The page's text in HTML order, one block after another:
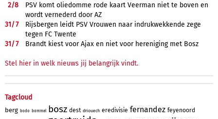
2/8
PSV komt oliedomme rode kaart Veerman niet te boven en
wordt vernederd door AZ
31/7
Rijsbergen leidt PSV Vrouwen naar indrukwekkende zege
tegen FC Twente
31/7 Brandt kiest voor Ajax en niet voor hereniging met Bosz
Stel hier in welk nieuws jij belangrijk vindt.
Tagcloud
berg bodo bommel bosz dest driouech eredivisie fernandez feyenoord